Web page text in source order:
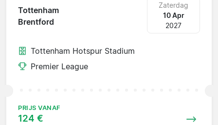
Tottenham
Brentford
Zaterdag
10 Apr
2027
Tottenham Hotspur Stadium
Premier League
PRIJS VANAF
124 €